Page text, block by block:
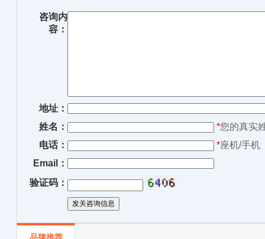
咨询内
容：
地址：
姓名：
*您的真实
电话：
*座机/手机
Email：
验证码：